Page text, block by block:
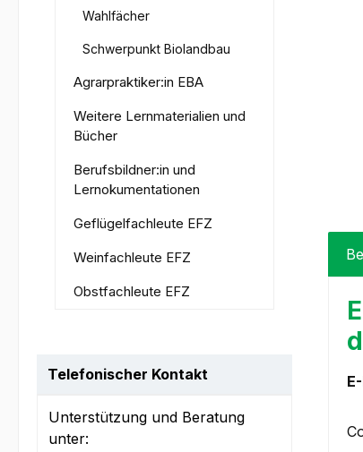
Wahlfächer
Schwerpunkt Biolandbau
Agrarpraktiker:in EBA
Weitere Lernmaterialien und
Bücher
Berufsbildner:in und
Lernokumentationen
Geflügelfachleute EFZ
Weinfachleute EFZ
Obstfachleute EFZ
Telefonischer Kontakt
Unterstützung und Beratung
unter: